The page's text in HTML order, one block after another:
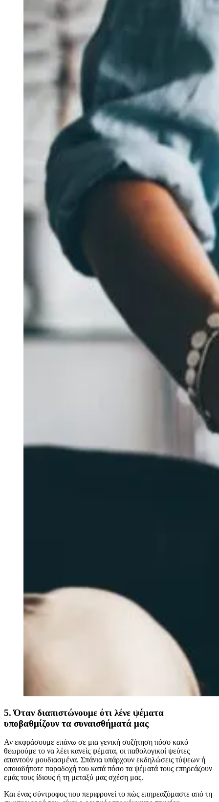
5. Όταν διαπιστώνουμε ότι λένε ψέματα
υποβαθμίζουν τα συναισθήματά μας
Αν εκφράσουμε επάνω σε μια γενική συζήτηση πόσο κακό
θεωρούμε το να λέει κανείς ψέματα, οι παθολογικοί ψεύτες
απαντούν μουδιασμένα. Σπάνια υπάρχουν εκδηλώσεις τύψεων ή
οποιαδήποτε παραδοχή του κατά πόσο τα ψέματά τους επηρεάζουν
εμάς τους ίδιους ή τη μεταξύ μας σχέση μας.
Και ένας σύντροφος που περιφρονεί το πώς επηρεαζόμαστε από τη